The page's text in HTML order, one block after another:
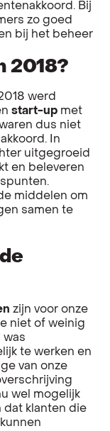
Bij
zo goed
bij het beheer
2018?
werd
start-up met
dus niet
In
uitgegroeid
en beleveren
middelen om
samen te
zijn voor onze
niet of weinig
was
te werken en
van onze
wel mogelijk
dat klanten die